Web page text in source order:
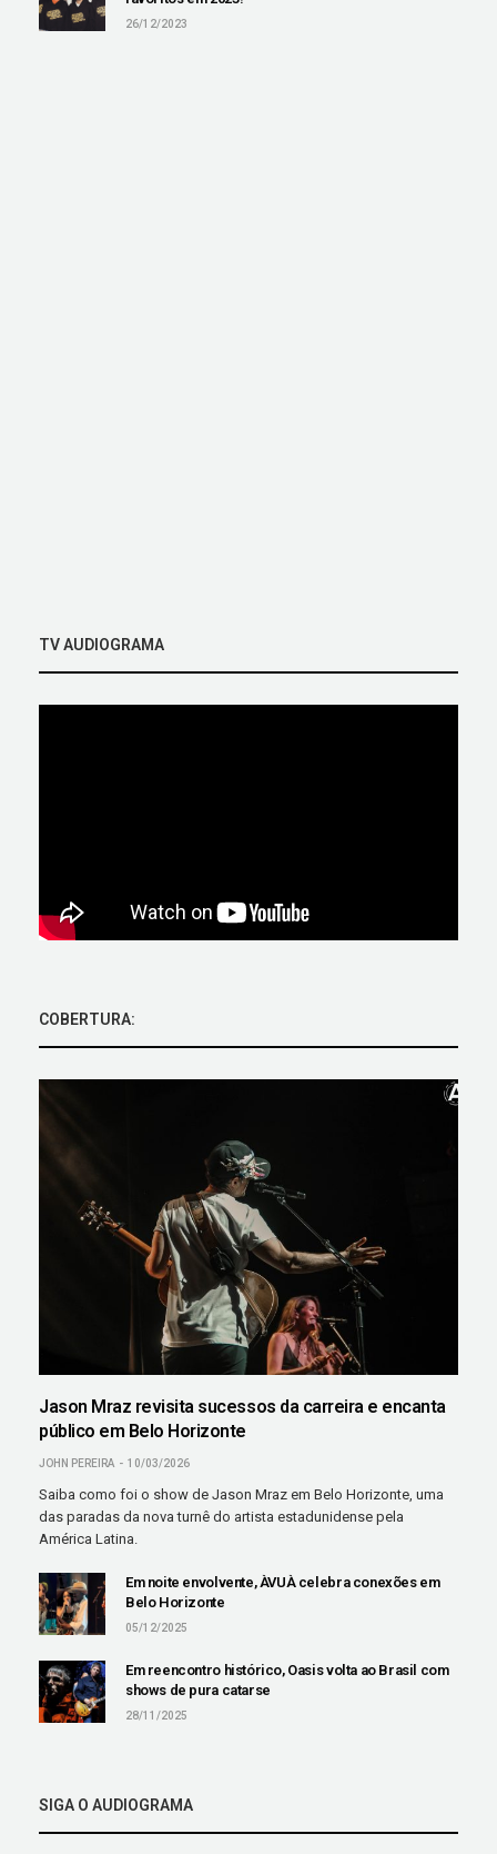
26/12/2023
TV AUDIOGRAMA
COBERTURA:
Jason Mraz revisita sucessos da carreira e encanta
público em Belo Horizonte
JOHN PEREIRA 10/03/2026
Saiba como foi o show de Jason Mraz em Belo Horizonte, uma
das paradas da nova turnê do artista estadunidense pela
América Latina.
Em noite envolvente, ÀVUÀ celebra conexões em
Belo Horizonte
05/12/2025
Em reencontro histórico, Oasis volta ao Brasil com
shows de pura catarse
28/11/2025
SIGA O AUDIOGRAMA